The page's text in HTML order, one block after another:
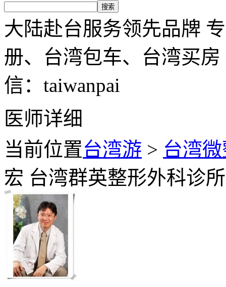
大陆赴台服务领先品牌
册、台湾包车、台湾买房
信：taiwanpai
医师详细
当前位置台湾游 > 台湾
宏 台湾群英整形外科诊所